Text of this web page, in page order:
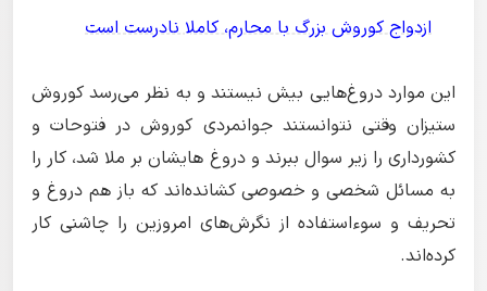
ازدواج کوروش بزرگ با محارم، کاملا نادرست است
این موارد دروغ‌هایی بیش نیستند و به نظر می‌رسد کوروش
ستیزان وقتی نتوانستند جوانمردی کوروش در فتوحات و
کشورداری را زیر سوال ببرند و دروغ هایشان بر ملا شد، کار را
به مسائل شخصی و خصوصی کشانده‌اند که باز هم دروغ و
تحریف و سوء‌استفاده از نگرش‌های امروزین را چاشنی کار
کرده‌اند.